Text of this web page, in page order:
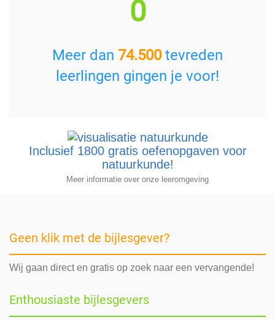
0
Meer dan 74.500tevreden
leerlingen gingen je voor!
Inclusief 1800 gratis oefenopgaven voor
natuurkunde!
Meer informatie over onze leeromgeving
Geen klik met de bijlesgever?
Wij gaan direct en gratis op zoek naar een vervangende!
Enthousiaste bijlesgevers